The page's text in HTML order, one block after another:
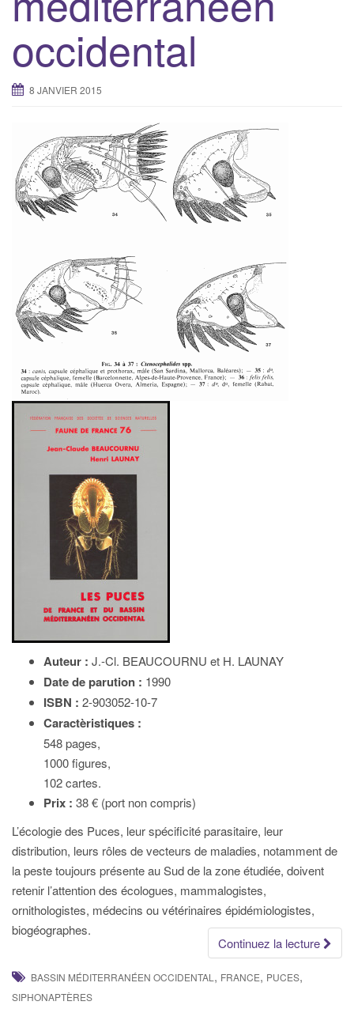
occidental
8 JANVIER 2015
Auteur : J.-Cl. BEAUCOURNU et H. LAUNAY
Date de parution : 1990
ISBN : 2-903052-10-7
Caractèristiques :
548 pages,
1000 figures,
102 cartes.
Prix : 38 € (port non compris)
L’écologie des Puces, leur spécificité parasitaire, leur
distribution, leurs rôles de vecteurs de maladies, notamment de
la peste toujours présente au Sud de la zone étudiée, doivent
retenir l’attention des écologues, mammalogistes,
ornithologistes, médecins ou vétérinaires épidémiologistes,
biogéographes.
Continuez la lecture
BASSIN MÉDITERRANÉEN OCCIDENTAL , FRANCE, PUCES,
SIPHONAPTÈRES